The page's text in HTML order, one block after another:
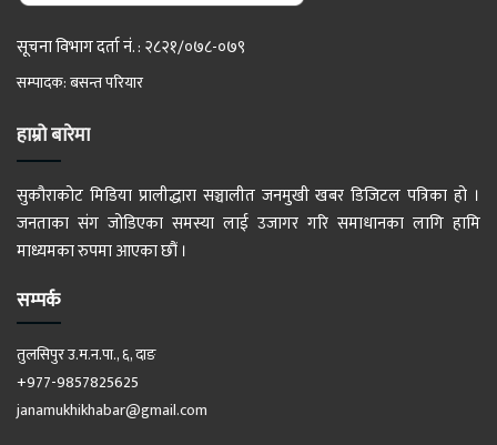
सूचना विभाग दर्ता नं. : २८२१/०७८-०७९
सम्पादक: बसन्त परियार
हाम्रो बारेमा
सुकौराकोट मिडिया प्रालीद्धारा सञ्चालीत जनमुखी खबर डिजिटल पत्रिका हो ।
जनताका संग जोडिएका समस्या लाई उजागर गरि समाधानका लागि हामि
माध्यमका रुपमा आएका छौं ।
सम्पर्क
तुलसिपुर उ.म.न.पा., ६, दाङ
+977-9857825625
janamukhikhabar@gmail.com